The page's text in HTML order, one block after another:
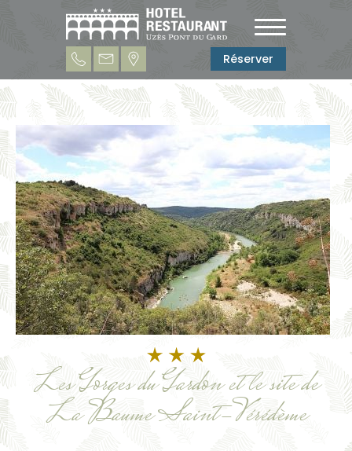
Réserver
Les Gorges du Gardon et le site de
La Baume Saint-Vérédème